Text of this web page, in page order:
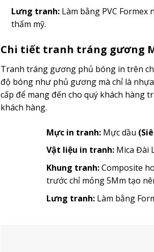
Lưng tranh: Làm bằng PVC
thẩm mỹ.
Chi tiết tranh tráng gương
Tranh tráng gương phủ bóng in trên
độ bóng như phủ gương mà chỉ là
cấp để mang đến cho quý khách hàng
khách hàng.
Mực in tranh:Mực dầu
Vật liệu in tranh:Mica Đài
Khung tranh:Composite
trước chỉ mỏng 5Mm tạo
Lưng tranh:Làm bằng